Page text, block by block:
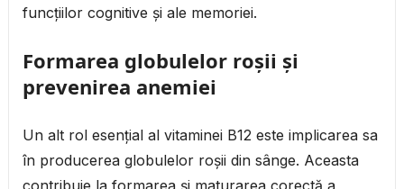
funcțiilor cognitive și ale memoriei.
Formarea globulelor roșii și
prevenirea anemiei
Un alt rol esențial al vitaminei B12 este implicarea sa
în producerea globulelor roșii din sânge. Aceasta